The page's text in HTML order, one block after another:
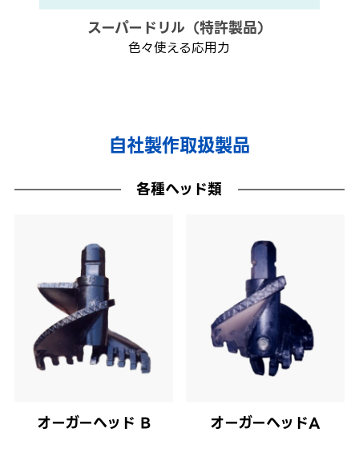
スーパードリル（特許製品）
色々使える応用力
自社製作取扱製品
各種ヘッド類
オーガーヘッド B オーガーヘッドA